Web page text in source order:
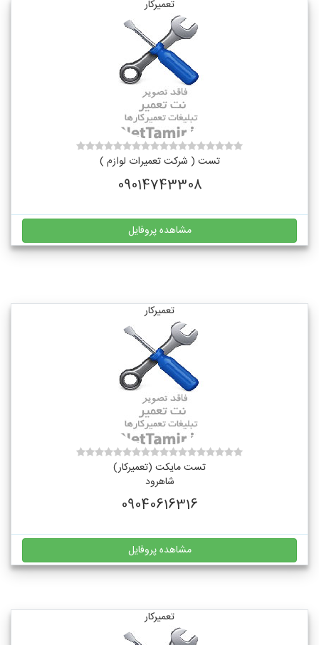
تعمیرکار
تست ( شرکت تعمیرات لوازم )
09014743308
مشاهده پروفایل
تعمیرکار
تست مایکت (تعمیرکار)
شاهرود
09040616316
مشاهده پروفایل
تعمیرکار